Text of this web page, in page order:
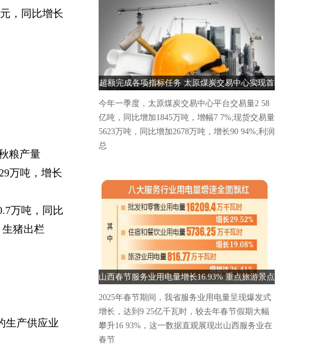
，同比增长
粮产量
万吨，增长
万吨，同比
猪出栏
生产供应业
超额完成各项指标任务 太原煤炭交易中心实现首
季“开门红”
今年一季度，太原煤炭交易中心平台交易量2 58
亿吨，同比增加1845万吨，增幅7 7%;现货交易量
5623万吨，同比增加2678万吨，增长90 94%;利润
总
山西春节服务业用电量增长16.93% 重点旅游景点
人气爆棚
2025年春节期间，我省服务业用电量呈现爆发式
增长，达到9 25亿千瓦时，较去年春节假期大幅
攀升16 93%，这一数据直观展现出山西服务业在
春节